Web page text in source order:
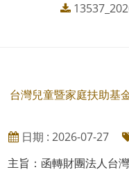
台灣兒童暨家庭扶助基
日期 : 2026-07-27
主旨：函轉財團法人台